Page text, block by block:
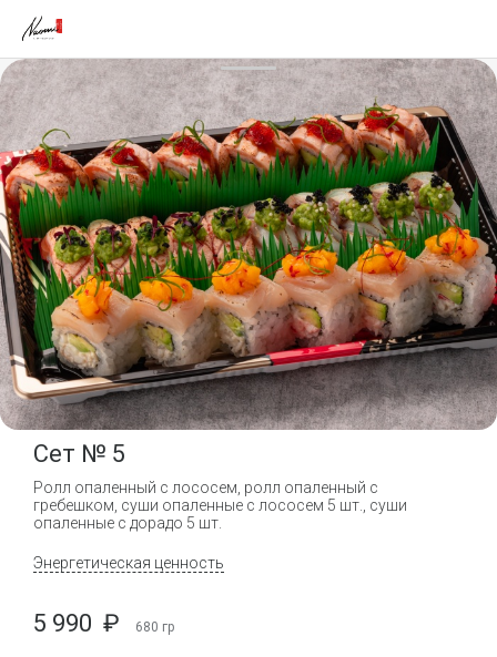
Сет № 5
Ролл опаленный с лососем, ролл опаленный с
гребешком, суши опаленные с лососем 5 шт., суши
опаленные с дорадо 5 шт.
Энергетическая ценность
5 990 ₽ 680 гр